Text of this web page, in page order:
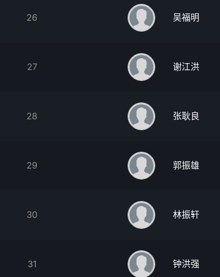
26 吴福明
27 谢江洪
28 张耿良
29 郭振雄
30 林振轩
31 钟洪强